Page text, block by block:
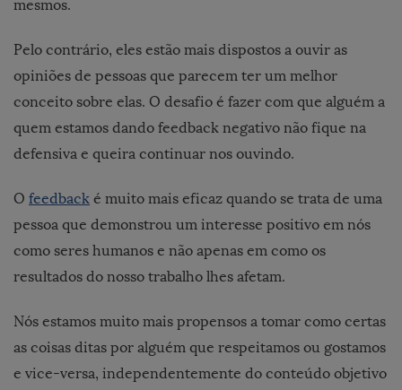
mesmos.
Pelo contrário, eles estão mais dispostos a ouvir as
opiniões de pessoas que parecem ter um melhor
conceito sobre elas. O desafio é fazer com que alguém a
quem estamos dando feedback negativo não fique na
defensiva e queira continuar nos ouvindo.
O feedback é muito mais eficaz quando se trata de uma
pessoa que demonstrou um interesse positivo em nós
como seres humanos e não apenas em como os
resultados do nosso trabalho lhes afetam.
Nós estamos muito mais propensos a tomar como certas
as coisas ditas por alguém que respeitamos ou gostamos
e vice-versa, independentemente do conteúdo objetivo